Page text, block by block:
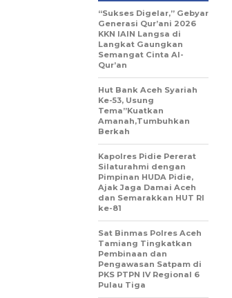
“Sukses Digelar,” Gebyar
Generasi Qur’ani 2026
KKN IAIN Langsa di
Langkat Gaungkan
Semangat Cinta Al-
Qur’an
Hut Bank Aceh Syariah
Ke-53, Usung
Tema”Kuatkan
Amanah,Tumbuhkan
Berkah
Kapolres Pidie Pererat
Silaturahmi dengan
Pimpinan HUDA Pidie,
Ajak Jaga Damai Aceh
dan Semarakkan HUT RI
ke-81
Sat Binmas Polres Aceh
Tamiang Tingkatkan
Pembinaan dan
Pengawasan Satpam di
PKS PTPN IV Regional 6
Pulau Tiga